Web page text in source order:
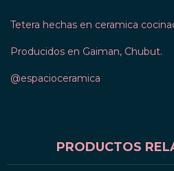
Tetera hechas en ceramica
Producidos en Gaiman, Chubut.
@espacioceramica
PRODUCTOS